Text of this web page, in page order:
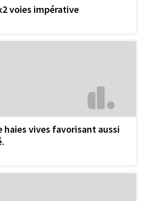
voies impérative
haies vives favorisant aussi